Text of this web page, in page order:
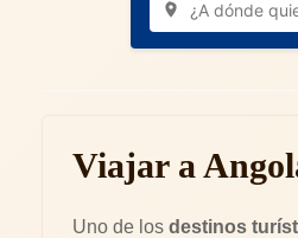
Viajar a
Uno de los destinos